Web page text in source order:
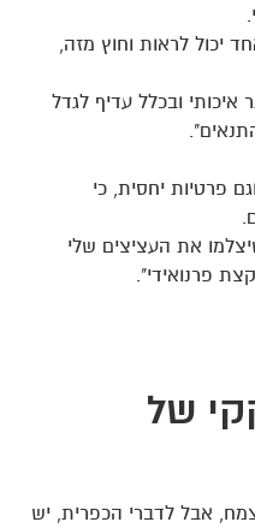
יכול לראות וחוץ מזה,
איכותי ובכלל עדיף לגדל
פרטיות יחסית, כי
את העציצים שלי
פרנואידי".
של
אבל לדברי הכפרית, יש